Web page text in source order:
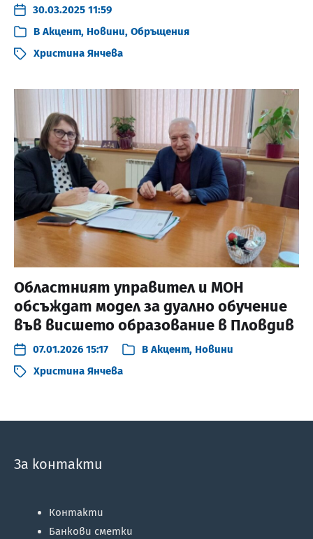
30.03.2025 11:59
В Акцент, Новини, Обръщения
Христина Янчева
Областният управител и МОН
обсъждат модел за дуално обучение
във висшето образование в Пловдив
07.01.2026 15:17 В Акцент, Новини
Христина Янчева
За контакти
Контакти
Банкови сметки